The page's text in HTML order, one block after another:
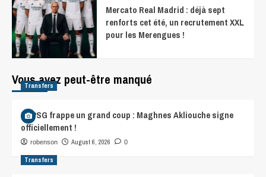
Mercato Real Madrid : déjà sept
renforts cet été, un recrutement XXL
pour les Merengues !
Vous avez peut-être manqué
Transfers
Le PSG frappe un grand coup : Maghnes Akliouche signe
officiellement !
robenson August 6, 2026 0
Transfers